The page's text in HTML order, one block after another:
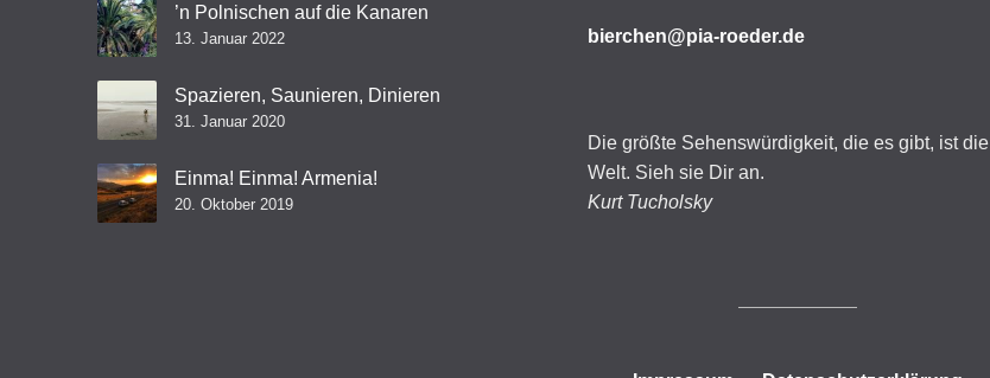
’n Polnischen auf die Kanaren
13. Januar 2022
Spazieren, Saunieren, Dinieren
31. Januar 2020
Einma! Einma! Armenia!
20. Oktober 2019
bierchen@pia-roeder.de
Die größte Sehenswürdigkeit, die es gibt, ist die
Welt. Sieh sie Dir an.
Kurt Tucholsky